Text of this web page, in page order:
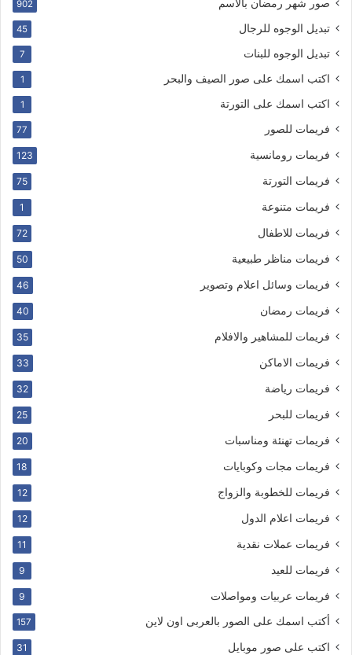
صور شهر رمضان بالاسم 902
تبديل الوجوه للرجال 45
تبديل الوجوه للبنات 7
اكتب اسمك على صور الصيف والبحر 1
اكتب اسمك على التورتة 1
فريمات للصور 77
فريمات رومانسية 123
فريمات التورتة 75
فريمات متنوعة 1
فريمات للاطفال 72
فريمات مناظر طبيعية 50
فريمات وسائل اعلام وتصوير 46
فريمات رمضان 40
فريمات للمشاهير والافلام 35
فريمات الاماكن 33
فريمات رياضة 32
فريمات للبحر 25
فريمات تهنئة ومناسبات 20
فريمات مجات وكوبايات 18
فريمات للخطوبة والزواج 12
فريمات اعلام الدول 12
فريمات عملات نقدية 11
فريمات للعيد 9
فريمات عربيات ومواصلات 9
أكتب اسمك على الصور بالعربى اون لاين 157
اكتب على صور موبايل 31